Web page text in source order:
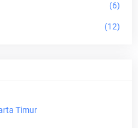
(6)
(12)